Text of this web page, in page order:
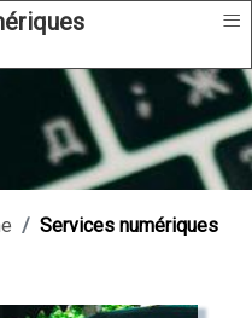
≡
Services numériques